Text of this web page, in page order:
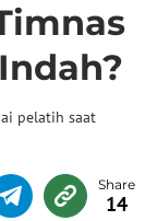
pelatih saat
14